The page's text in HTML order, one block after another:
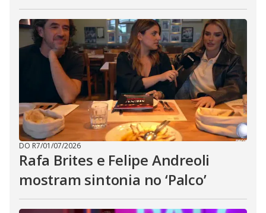
DO R7/01/07/2026
Rafa Brites e Felipe Andreoli
mostram sintonia no ‘Palco’